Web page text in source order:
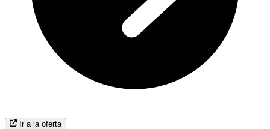
Ir a la oferta